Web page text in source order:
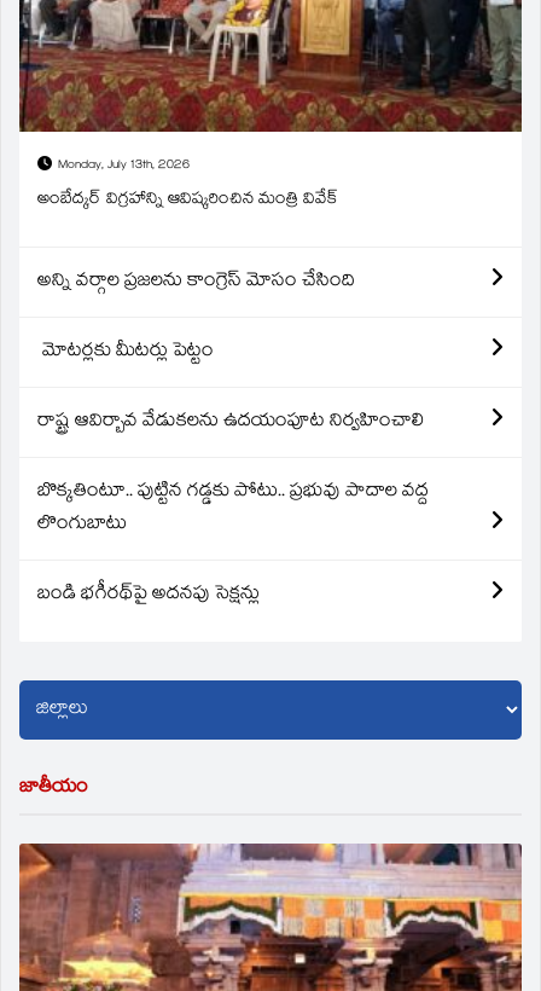
Monday, July 13th, 2026
అంబేద్కర్ విగ్రహాన్ని ఆవిష్కరించిన మంత్రి వివేక్
అన్ని వర్గాల ప్రజలను కాంగ్రెస్ మోసం చేసింది
మోటర్లకు మీటర్లు పెట్టం
రాష్ట్ర ఆవిర్బావ వేడుకలను ఉదయంపూట నిర్వహించాలి
బొక్కతింటూ.. పుట్టిన గడ్డకు పోటు.. ప్రభువు పాదాల వద్ద
లొంగుబాటు
బండి భగీరథ్‌పై అదనపు సెక్షన్లు
జాతీయం